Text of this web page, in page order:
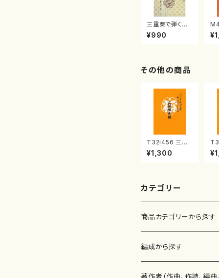
三重奏で弾く名
曲集 クリスマ
スメドレー( 箏
¥990
子
（
その他の商品
T32i456 三絃
協奏曲（尺八/中
能島欣一/楽譜）
¥1,300
調
智/
カテゴリー
商品カテゴリーから探す
楽譜
書籍
編成から探す
邦楽器
著作者（作曲、作詩、編曲